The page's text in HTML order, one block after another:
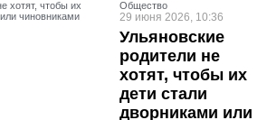
Общество
29 июня 2026, 10:36
Ульяновские
родители не
хотят, чтобы их
дети стали
дворниками или